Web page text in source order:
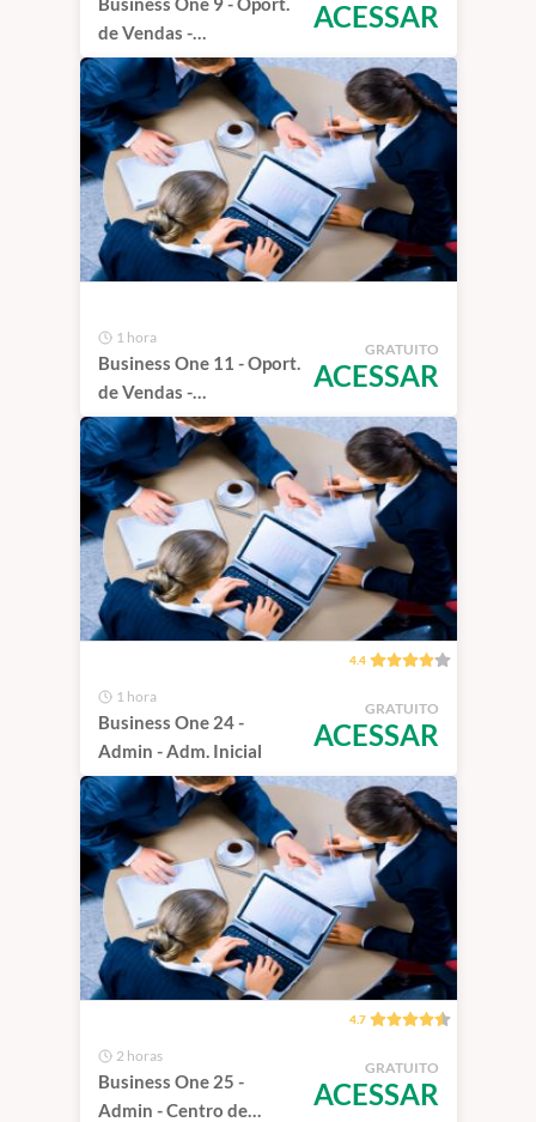
de Vendas -
Parametrização
ACESSAR
1 hora
Business One 11 - Oport.
de Vendas -
Administração
GRATUITO
ACESSAR
4.4
1 hora
Business One 24 -
Admin - Adm. Inicial
GRATUITO
ACESSAR
4.7
2 horas
Business One 25 -
Admin - Centro de
GRATUITO
ACESSAR